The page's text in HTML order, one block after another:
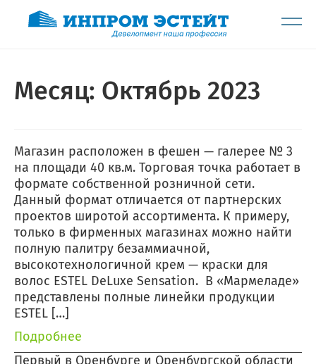
Месяц: Октябрь 2023
Магазин расположен в фешен — галерее № 3
на площади 40 кв.м. Торговая точка работает в
формате собственной розничной сети.
Данный формат отличается от партнерских
проектов широтой ассортимента. К примеру,
только в фирменных магазинах можно найти
полную палитру безаммиачной,
высокотехнологичной крем — краски для
волос ESTEL DeLuxe Sensation. В «Мармеладе»
представлены полные линейки продукции
ESTEL […]
Подробнее
Первый в Оренбурге и Оренбургской области